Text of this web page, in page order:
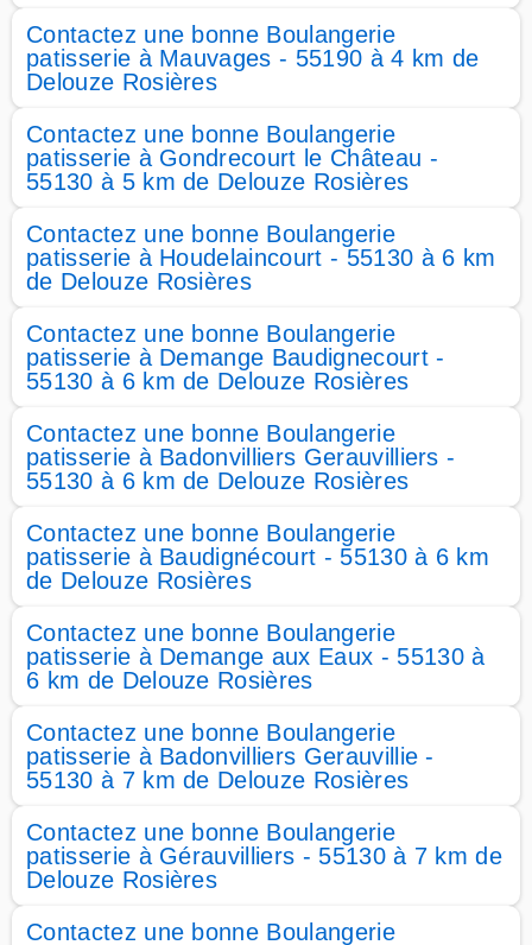
Contactez une bonne Boulangerie
patisserie à Mauvages - 55190 à 4 km de
Delouze Rosières
Contactez une bonne Boulangerie
patisserie à Gondrecourt le Château -
55130 à 5 km de Delouze Rosières
Contactez une bonne Boulangerie
patisserie à Houdelaincourt - 55130 à 6 km
de Delouze Rosières
Contactez une bonne Boulangerie
patisserie à Demange Baudignecourt -
55130 à 6 km de Delouze Rosières
Contactez une bonne Boulangerie
patisserie à Badonvilliers Gerauvilliers -
55130 à 6 km de Delouze Rosières
Contactez une bonne Boulangerie
patisserie à Baudignécourt - 55130 à 6 km
de Delouze Rosières
Contactez une bonne Boulangerie
patisserie à Demange aux Eaux - 55130 à
6 km de Delouze Rosières
Contactez une bonne Boulangerie
patisserie à Badonvilliers Gerauvillie -
55130 à 7 km de Delouze Rosières
Contactez une bonne Boulangerie
patisserie à Gérauvilliers - 55130 à 7 km de
Delouze Rosières
Contactez une bonne Boulangerie